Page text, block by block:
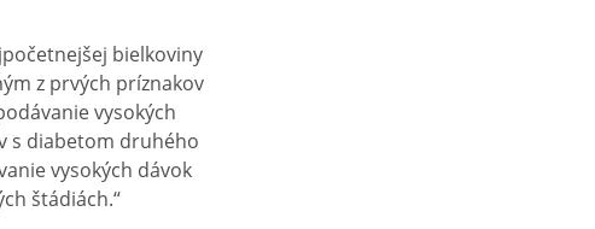
bielkoviny
z prvých príznakov
vysokých
s diabetom druhého
vysokých dávok
štádiách.“